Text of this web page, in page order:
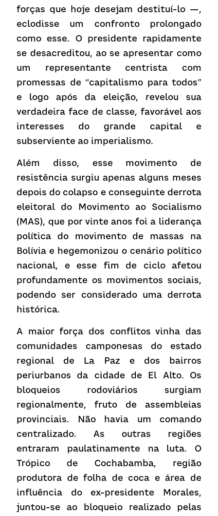
forças que hoje desejam destituí-lo —,
eclodisse um confronto prolongado
como esse. O presidente rapidamente
se desacreditou, ao se apresentar como
um representante centrista com
promessas de “capitalismo para todos”
e logo após da eleição, revelou sua
verdadeira face de classe, favorável aos
interesses do grande capital e
subserviente ao imperialismo.
Além disso, esse movimento de
resistência surgiu apenas alguns meses
depois do colapso e conseguinte derrota
eleitoral do Movimento ao Socialismo
(MAS), que por vinte anos foi a liderança
política do movimento de massas na
Bolívia e hegemonizou o cenário político
nacional, e esse fim de ciclo afetou
profundamente os movimentos sociais,
podendo ser considerado uma derrota
histórica.
A maior força dos conflitos vinha das
comunidades camponesas do estado
regional de La Paz e dos bairros
periurbanos da cidade de El Alto. Os
bloqueios rodoviários surgiam
regionalmente, fruto de assembleias
provinciais. Não havia um comando
centralizado. As outras regiões
entraram paulatinamente na luta. O
Trópico de Cochabamba, região
produtora de folha de coca e área de
influência do ex-presidente Morales,
juntou-se ao bloqueio realizado pelas